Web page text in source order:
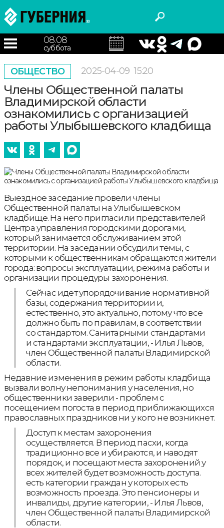
08.08
суббота
ОБЩЕСТВО 2025-04-09 15:20
Члены Общественной палаты
Владимирской области
ознакомились с организацией
работы Улыбышевского кладбища
Выездное заседание провели члены
Общественной палаты на Улыбышевском
кладбище. На него пригласили представителей
Центра управления городскими дорогами,
который занимается обслуживанием этой
территории. На заседании обсудили темы, с
которыми к общественникам обращаются жители
города: вопросы эксплуатации, режима работы и
организации процедуры захоронения.
Сейчас идет упорядочивание нормативной
базы, содержания территории и,
естественно, это актуально, потому что все
должно быть по правилам, в соответствии
со стандартом. Санитарными стандартами
и стандартами эксплуатации, - Илья Львов,
член Общественной палаты Владимирской
области.
Недавние изменения в режим работы кладбища
вызвали волну непонимания у населения, но
общественники заверили - проблем с
посещением погоста в период приближающихся
православных праздников ни у кого не возникнет.
Доступ к местам захоронения
осуществляется. В период пасхи, когда
традиционно все и убираются, и наводят
порядок, и посещают места захоронений у
всех жителей будет возможность доступа.
есть категории граждан у которых есть
возможность проезда. Это пенсионеры и
инвалиды, другие категории, - Илья Львов,
член Общественной палаты Владимирской
области.